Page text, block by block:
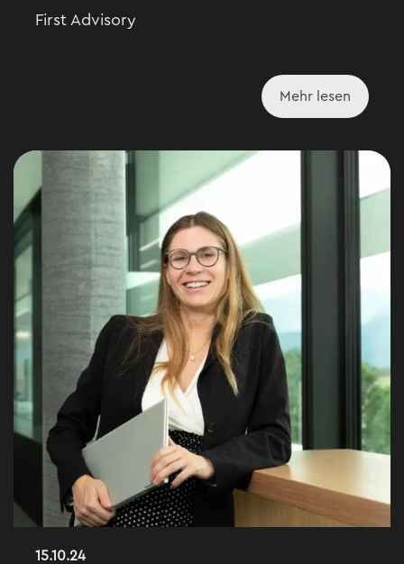
First Advisory
Mehr lesen
15.10.24